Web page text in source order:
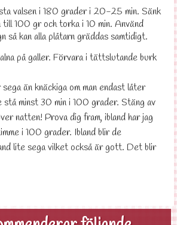
valsen i 180 grader i 20-25 min. Sänk
100 gr och torka i 10 min. Använd
så kan alla plåtarn gräddas samtidigt.
på galler. Förvara i tättslutande burk
än knäckiga om man endast låter
stå minst 30 min i 100 grader. Stäng av
natten! Prova dig fram, ibland har jag
i 100 grader. Ibland blir de
lite sega vilket också är gott. Det blir